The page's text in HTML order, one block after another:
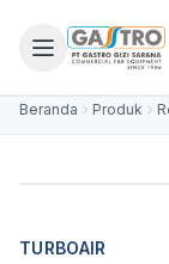
Beranda Produk
TURBOAIR